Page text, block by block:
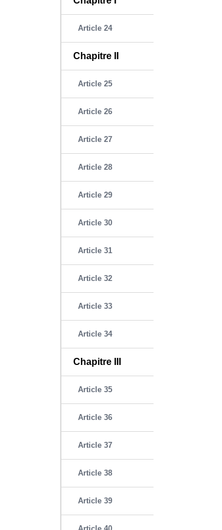
Article 24
Chapitre II
Article 25
Article 26
Article 27
Article 28
Article 29
Article 30
Article 31
Article 32
Article 33
Article 34
Chapitre III
Article 35
Article 36
Article 37
Article 38
Article 39